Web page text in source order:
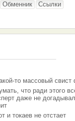
Обменник
Ссылки
то массовый свист
что ради этого
даже не
и токаев не отстает